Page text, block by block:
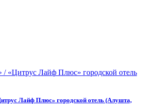
Лайф Плюс» городской отель (Алушта,